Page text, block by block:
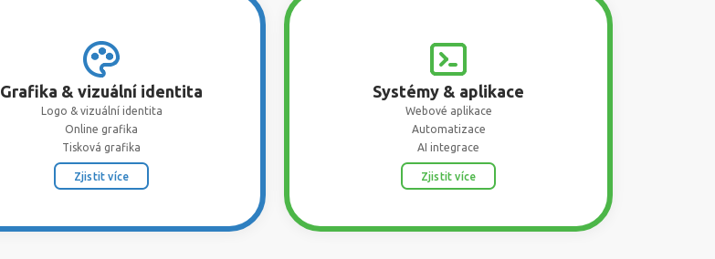
Grafika & vizuální identita
Logo & vizuální identita
Online grafika
Tisková grafika
Zjistit více
Systémy & aplikace
Webové aplikace
Automatizace
AI integrace
Zjistit více